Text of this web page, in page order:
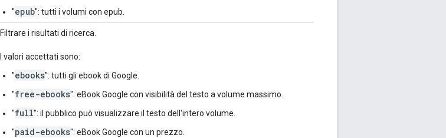
"epub": tutti i volumi con epub.
Filtrare i risultati di ricerca.
I valori accettati sono:
"ebooks": tutti gli ebook di Google.
"free-ebooks": eBook Google con visibilità del testo a volume massimo.
"full": il pubblico può visualizzare il testo dell'intero volume.
"paid-ebooks": eBook Google con un prezzo.